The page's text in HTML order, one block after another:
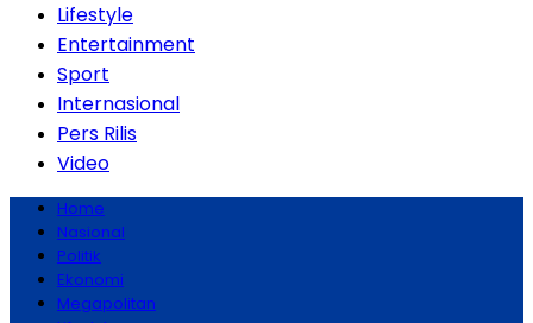
Lifestyle
Entertainment
Sport
Internasional
Pers Rilis
Video
Home
Nasional
Politik
Ekonomi
Megapolitan